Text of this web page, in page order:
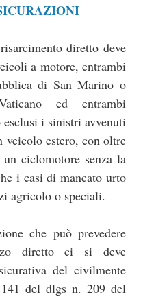
diretto deve
a motore, entrambi
di San Marino o
ed entrambi
esclusi i sinistri avvenuti
veicolo estero, con oltre
ciclomotore senza la
i casi di mancato urto
agricolo o speciali.
che può prevedere
diretto ci si deve
del civilmente
141 del dlgs n. 209 del